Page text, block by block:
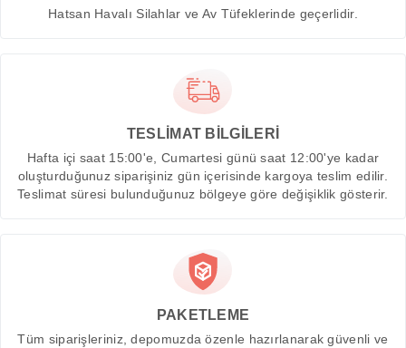
Hatsan Havalı Silahlar ve Av Tüfeklerinde geçerlidir.
TESLİMAT BİLGİLERİ
Hafta içi saat 15:00'e, Cumartesi günü saat 12:00'ye kadar
oluşturduğunuz siparişiniz gün içerisinde kargoya teslim edilir.
Teslimat süresi bulunduğunuz bölgeye göre değişiklik gösterir.
PAKETLEME
Tüm siparişleriniz, depomuzda özenle hazırlanarak güvenli ve